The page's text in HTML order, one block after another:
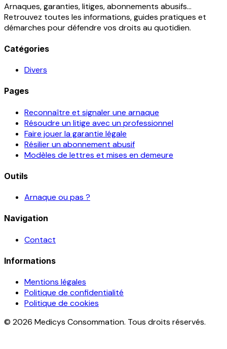
Arnaques, garanties, litiges, abonnements abusifs...
Retrouvez toutes les informations, guides pratiques et
démarches pour défendre vos droits au quotidien.
Catégories
Divers
Pages
Reconnaître et signaler une arnaque
Résoudre un litige avec un professionnel
Faire jouer la garantie légale
Résilier un abonnement abusif
Modèles de lettres et mises en demeure
Outils
Arnaque ou pas ?
Navigation
Contact
Informations
Mentions légales
Politique de confidentialité
Politique de cookies
© 2026 Medicys Consommation. Tous droits réservés.